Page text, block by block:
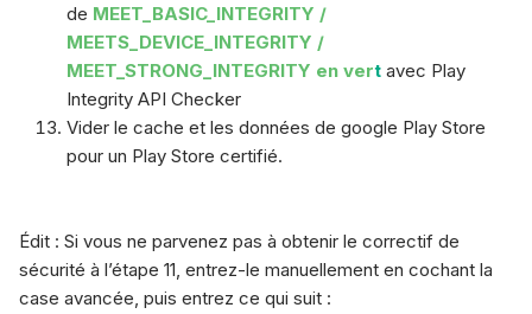
de MEET_BASIC_INTEGRITY /
MEETS_DEVICE_INTEGRITY /
MEET_STRONG_INTEGRITY en vert avec Play
Integrity API Checker
Vider le cache et les données de google Play Store
pour un Play Store certifié.
Édit : Si vous ne parvenez pas à obtenir le correctif de
sécurité à l’étape 11, entrez-le manuellement en cochant la
case avancée, puis entrez ce qui suit :